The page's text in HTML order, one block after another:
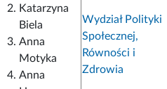
Katarzyna
Biela
Anna
Motyka
Anna
Wydział Polityki
Społecznej,
Równości i
Zdrowia